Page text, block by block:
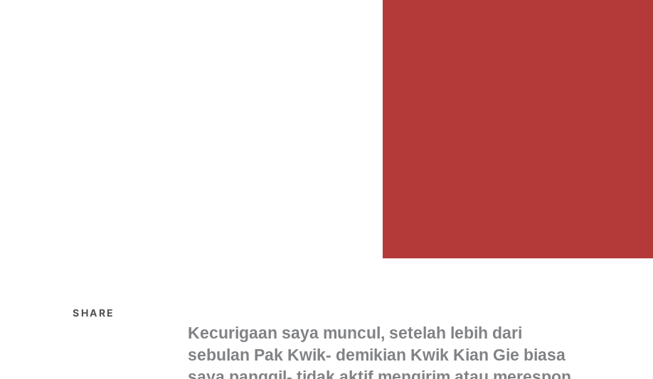
SHARE
Kecurigaan saya muncul, setelah lebih dari
sebulan Pak Kwik- demikian Kwik Kian Gie biasa